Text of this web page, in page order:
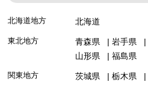
北海道地方 北海道
東北地方 青森県 岩手県
山形県
福島県
関東地方 茨城県 栃木県